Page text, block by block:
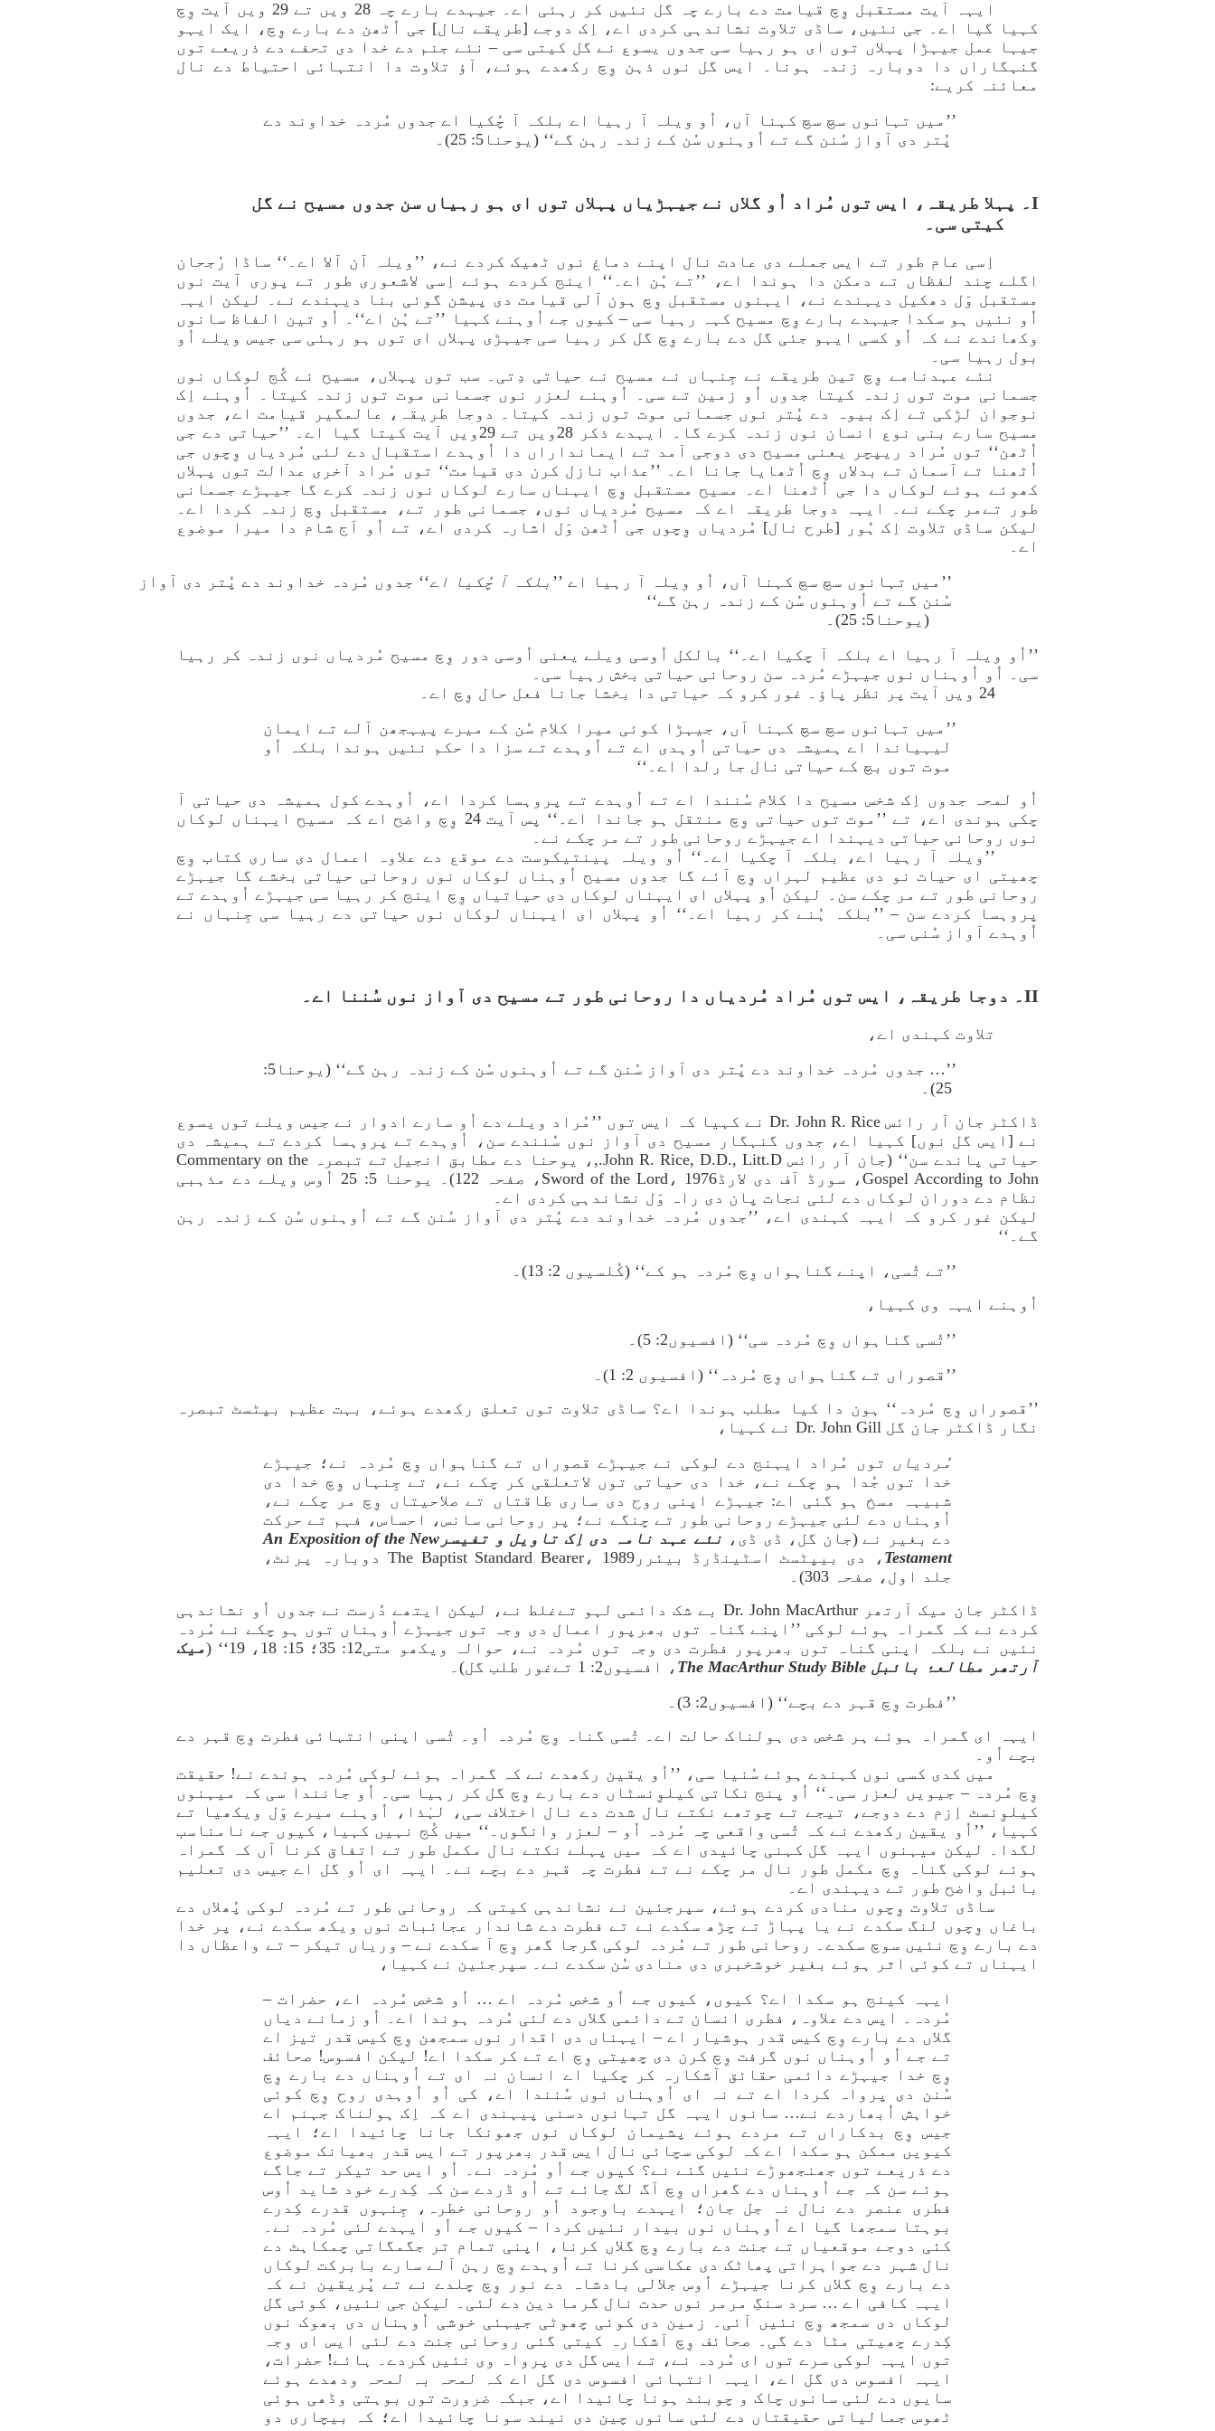
ایہہ آیت مستقبل وِچ قیامت دے بارے چہ گل نئیں کر رہئی اے۔ جیہدے بارے چہ 28 ویں تے 29 ویں آیت وِچ
کہیا گیا اے۔ جی نئیں، ساڈی تلاوت نشاندہی کردی اے، اِک دوجے [طریقے نال] جی اُٹھن دے بارے وِچ، ایک ایہو
جیہا عمل جیہڑا پہلاں توں ای ہو رہیا سی جدوں یسوع نے گل کیتی سی – نئے جنم دے خدا دی تحفے دے ذریعے توں
گنہگاراں دا دوبارہ زندہ ہونا۔ ایس گل نوں ذہن وِچ رکھدے ہوئے، آؤ تلاوت دا انتہائی احتیاط دے نال
معائنہ کریے:
’’میں تہانوں سچ سچ کہنا آں، اُو ویلہ آ رہیا اے بلکہ آ چُکیا اے جدوں مُردہ خداوند دے
پُتر دی آواز سُنن گے تے اُوہنوں سُن کے زندہ رہن گے‘‘ (یوحنا5: 25)۔
I۔ پہلا طریقہ، ایس توں مُراد اُو گلاں نے جیہڑیاں پہلاں توں ای ہو رہیاں سن جدوں مسیح نے گل
کیتی سی۔
اِسی عام طور تے ایس جملے دی عادت نال اپنے دماغ نوں ٹھیک کردے نے، ’’ویلہ آن آلا اے۔‘‘ ساڈا رُجحان
اگلے چند لفظاں تے دمکن دا ہوندا اے، ’’تے ہُن اے۔‘‘ اینج کردے ہوئے اِسی لاشعوری طور تے پوری آیت نوں
مستقبل وَل دھکیل دیہندے نے، ایہنوں مستقبل وِچ ہون آلی قیامت دی پیشن گوئی بنا دیہندے نے۔ لیکن ایہہ
اُو نئیں ہو سکدا جیہدے بارے وِچ مسیح کہہ رہیا سی – کیوں جے اُوہنے کہیا ’’تے ہُن اے‘‘۔ اُو تین الفاظ سانوں
وکھاندے نے کہ اُو کسی ایہو جئی گل دے بارے وِچ گل کر رہیا سی جیہڑی پہلاں ای توں ہو رہئی سی جیس ویلے اُو
بول رہیا سی۔
نئے عہدنامے وِچ تین طریقے نے جِنہاں نے مسیح نے حیاتی دِتی۔ سب توں پہلاں، مسیح نے کُج لوکاں نوں
جسمانی موت توں زندہ کیتا جدوں اُو زمین تے سی۔ اُوہنے لعزر نوں جسمانی موت توں زندہ کیتا۔ اُوہنے اِک
نوجوان لڑکی تے اِک بیوہ دے پُتر نوں جسمانی موت توں زندہ کیتا۔ دوجا طریقہ، عالمگیر قیامت اے، جدوں
مسیح سارے بنی نوع انسان نوں زندہ کرے گا۔ ایہدے ذکر 28ویں تے 29ویں آیت کیتا گیا اے۔ ’’حیاتی دے جی
اُٹھن‘‘ توں مُراد ریپچر یعنی مسیح دی دوجی آمد تے ایمانداراں دا اُوہدے استقبال دے لئی مُردیاں وِچوں جی
اُٹھنا تے آسمان تے بدلاں وِچ اُٹھایا جانا اے۔ ’’عذاب نازل کرن دی قیامت‘‘ توں مُراد آخری عدالت توں پہلاں
کھوئے ہوئے لوکاں دا جی اُٹھنا اے۔ مسیح مستقبل وِچ ایہناں سارے لوکاں نوں زندہ کرے گا جیہڑے جسمانی
طور تےمر چکے نے۔ ایہہ دوجا طریقہ اے کہ مسیح مُردیاں نوں، جسمانی طور تے، مستقبل وِچ زندہ کردا اے۔
لیکن ساڈی تلاوت اِک ہُور [طرح نال] مُردیاں وِچوں جی اُٹھن وَل اشارہ کردی اے، تے اُو اَج شام دا میرا موضوع
اے۔
’’میں تہانوں سچ سچ کہنا آں، اُو ویلہ آ رہیا اے ’’ بلکہ آ چُکیا اے‘‘ جدوں مُردہ خداوند دے پُتر دی آواز
سُنن گے تے اُوہنوں سُن کے زندہ رہن گے‘‘
(یوحنا5: 25)۔
’’اُو ویلہ آ رہیا اے بلکہ آ چکیا اے۔‘‘ بالکل اُوسی ویلے یعنی اُوسی دور وِچ مسیح مُردیاں نوں زندہ کر رہیا
سی۔ اُو اُوہناں نوں جیہڑے مُردہ سن روحانی حیاتی بخش رہیا سی۔
24 ویں آیت پر نظر پاؤ۔ غور کرو کہ حیاتی دا بخشا جانا فعل حال وِچ اے۔
’’میں تہانوں سچ سچ کہنا آں، جیہڑا کوئی میرا کلام سُن کے میرے پیہجھن آلے تے ایمان
لیہیاندا اے ہمیشہ دی حیاتی اُوہدی اے تے اُوہدے تے سزا دا حکم نئیں ہوندا بلکہ اُو
موت توں بچ کے حیاتی نال جا رلدا اے۔‘‘
اُو لمحہ جدوں اِک شخس مسیح دا کلام سُنندا اے تے اُوہدے تے پروہسا کردا اے، اُوہدے کول ہمیشہ دی حیاتی آ
چکی ہوندی اے، تے ’’موت توں حیاتی وِچ منتقل ہو جاندا اے۔‘‘ پس آیت 24 وِچ واضح اے کہ مسیح ایہناں لوکاں
نوں روحانی حیاتی دیہندا اے جیہڑے روحانی طور تے مر چکے نے۔
’’ویلہ آ رہیا اے، بلکہ آ چکیا اے۔‘‘ اُو ویلہ پینتیکوست دے موقع دے علاوہ اعمال دی ساری کتاب وِچ
چھیتی ای حیات نو دی عظیم لہراں وِچ آئے گا جدوں مسیح اُوہناں لوکاں نوں روحانی حیاتی بخشے گا جیہڑے
روحانی طور تے مر چکے سن۔ لیکن اُو پہلاں ای ایہناں لوکاں دی حیاتیاں وِچ اینج کر رہیا سی جیہڑے اُوہدے تے
پروہسا کردے سن – ’’بلکہ ہُنے کر رہیا اے۔‘‘ اُو پہلاں ای ایہناں لوکاں نوں حیاتی دے رہیا سی جِنہاں نے
اُوہدے آواز سُنی سی۔
II۔ دوجا طریقہ، ایس توں مُراد مُردیاں دا روحانی طور تے مسیح دی آواز نوں سُننا اے۔
تلاوت کہندی اے،
’’… جدوں مُردہ خداوند دے پُتر دی آواز سُنن گے تے اُوہنوں سُن کے زندہ رہن گے‘‘ (یوحنا5:
25)۔
ڈاکٹر جان آر رائس Dr. John R. Rice نے کہیا کہ ایس توں ’’مُراد ویلے دے اُو سارے ادوار نے جیس ویلے توں یسوع
نے [ایس گل نوں] کہیا اے، جدوں گنہگار مسیح دی آواز نوں سُنندے سن، اُوہدے تے پروہسا کردے تے ہمیشہ دی
حیاتی پاندے سن‘‘ (جان آر رائس John R. Rice, D.D., Litt.D.,، یوحنا دے مطابق انجیل تے تبصرہ Commentary on the
Gospel According to John، سورڈ آف دی لارڈSword of the Lord، 1976، صفحہ 122)۔ یوحنا 5: 25 اُوس ویلے دے مذہبی
نظام دے دوران لوکاں دے لئی نجات پان دی راہ وَل نشاندہی کردی اے۔
لیکن غور کرو کہ ایہہ کہندی اے، ’’جدوں مُردہ خداوند دے پُتر دی آواز سُنن گے تے اُوہنوں سُن کے زندہ رہن
گے۔‘‘
’’تے تُسی، اپنے گناہواں وِچ مُردہ ہو کے‘‘ (کُلسیوں 2: 13)۔
اُوہنے ایہہ وی کہیا،
’’تُسی گناہواں وِچ مُردہ سی‘‘ (افسیوں2: 5)۔
’’قصوراں تے گناہواں وِچ مُردہ‘‘ (افسیوں 2: 1)۔
’’قصوراں وِچ مُردہ‘‘ ہون دا کیا مطلب ہوندا اے؟ ساڈی تلاوت توں تعلق رکھدے ہوئے، بہت عظیم بپٹسٹ تبصرہ
نگار ڈاکٹر جان گل Dr. John Gill نے کہیا،
مُردیاں توں مُراد ایہنج دے لوکی نے جیہڑے قصوراں تے گناہواں وِچ مُردہ نے؛ جیہڑے
خدا توں جُدا ہو چکے نے، خدا دی حیاتی توں لاتعلقی کر چکے نے، تے جِنہاں وِچ خدا دی
شبیہہ مسخ ہو گئی اے: جیہڑے اپنی روح دی ساری طاقتاں تے صلاحیتاں وِچ مر چکے نے،
اُوہناں دے لئی جیہڑے روحانی طور تے چنگے نے؛ پر روحانی سانس، احساس، فہم تے حرکت
دے بغیر نے (جان گل، ڈی ڈی،
نئے عہد نامہ دی اِک تاویل و تفیسرAn Exposition of the New
Testament
، دی بیپٹسٹ اسٹینڈرڈ بیئررThe Baptist Standard Bearer، 1989 دوبارہ پرنٹ،
جلد اول، صفحہ 303)۔
ڈاکٹر جان میک آرتھر Dr. John MacArthur بے شک دائمی لہو تےغلط نے، لیکن ایتھے دُرست نے جدوں اُو نشاندہی
کردے نے کہ گمراہ ہوئے لوکی ’’اپنے گناہ توں بھرپور اعمال دی وجہ توں جیہڑے اُوہناں توں ہو چکے نے مُردہ
نئیں نے بلکہ اپنی گناہ توں بھرپور فطرت دی وجہ توں مُردہ نے، حوالہ ویکھو متی12: 35؛ 15: 18، 19‘‘ (
میک
آرتھر مطالعۂ بائبل The MacArthur Study Bible
، افسیوں2: 1 تےغور طلب گل)۔
’’فطرت وِچ قہر دے بچے‘‘ (افسیوں2: 3)۔
ایہہ ای گمراہ ہوئے ہر شخص دی ہولناک حالت اے۔ تُسی گناہ وِچ مُردہ اُو۔ تُسی اپنی انتہائی فطرت وِچ قہر دے
بچے اُو۔
میں کدی کسی نوں کہندے ہوئے سُنیا سی، ’’اُو یقین رکھدے نے کہ گمراہ ہوئے لوکی مُردہ ہوندے نے! حقیقت
وِچ مُردہ – جیویں لعزر سی۔‘‘ اُو پنج نکاتی کیلوِنسٹاں دے بارے وِچ گل کر رہیا سی۔ اُو جانندا سی کہ میہنوں
کیلوِنسٹ اِزم دے دوجے، تیجے تے چوتھے نکتے نال شدت دے نال اختلاف سی، لہٰذا، اُوہنے میرے وَل ویکھیا تے
کہیا، ’’اُو یقین رکھدے نے کہ تُسی واقعی چہ مُردہ اُو – لعزر وانگوں۔‘‘ میں کُج نہیں کہیا، کیوں جے نامناسب
لگدا۔ لیکن میہنوں ایہہ گل کہنی چائیدی اے کہ میں پہلے نکتے نال مکمل طور تے اتفاق کرنا آں کہ گمراہ
ہوئے لوکی گناہ وِچ مکمل طور نال مر چکے نے تے فطرت چہ قہر دے بچے نے۔ ایہہ ای اُو گل اے جیس دی تعلیم
بائبل واضح طور تے دیہندی اے۔
ساڈی تلاوت وِچوں منادی کردے ہوئے، سپرجئین نے نشاندہی کیتی کہ روحانی طور تے مُردہ لوکی پُھلاں دے
باغاں وِچوں لنگ سکدے نے یا پہاڑ تے چڑھ سکدے نے تے فطرت دے شاندار عجائبات نوں ویکھ سکدے نے، پر خدا
دے بارے وِچ نئیں سوچ سکدے۔ روحانی طور تے مُردہ لوکی گرجا گھر وِچ آ سکدے نے – وریاں تیکر – تے واعظاں دا
ایہناں تے کوئی اثر ہوئے بغیر خوشخبری دی منادی سُن سکدے نے۔ سپرجئین نے کہیا،
ایہہ کینج ہو سکدا اے؟ کیوں، کیوں جے اُو شخص مُردہ اے … اُو شخص مُردہ اے، حضرات –
مُردہ۔ ایس دے علاوہ، فطری انسان تے دائمی گلاں دے لئی مُردہ ہوندا اے۔ اُو زمانے دیاں
گلاں دے بارے وِچ کیس قدر ہوشیار اے – ایہناں دی اقدار نوں سمجھن وِچ کیس قدر تیز اے
تے جے اُو اُوہناں نوں گرفت وِچ کرن دی چھیتی وِچ اے تے کر سکدا اے! لیکن افسوس! صحائف
وِچ خدا جیہڑے دائمی حقائق آشکارہ کر چکیا اے انسان نہ ای تے اُوہناں دے بارے وِچ
سُنن دی پرواہ کردا اے تے نہ ای اُوہناں نوں سُنندا اے، کی اُو اُوہدی روح وِچ کوئی
خواہش اُبھاردے نے… سانوں ایہہ گل تہانوں دسنی پیہندی اے کہ اِک ہولناک جہنم اے
جیس وِچ بدکاراں تے مردے ہوئے پشیمان لوکاں نوں جھونکا جانا چائیدا اے؛ ایہہ
کیویں ممکن ہو سکدا اے کہ لوکی سچائی نال ایس قدر بھرپور تے ایس قدر بھیانک موضوع
دے ذریعے توں جھنجھوڑے نئیں گئے نے؟ کیوں جے اُو مُردہ نے۔ اُو ایس حد تیکر تے جاگے
ہوئے سن کہ جے اُوہناں دے گھراں وِچ اَگ لگ جائے تے اُو ڈردے سن کہ کِدرے خود شاید اُوس
فطری عنصر دے نال نہ جل جان؛ ایہدے باوجود اُو روحانی خطرہ، جِنہوں قدرے کِدرے
بوہتا سمجھا گیا اے اُوہناں نوں بیدار نئیں کردا – کیوں جے اُو ایہدے لئی مُردہ نے۔
کئی دوجے موقعیاں تے جنت دے بارے وِچ گلاں کرنا، اپنی تمام تر جگمگاتی چمکاہٹ دے
نال شہر دے جواہراتی پھاٹک دی عکاسی کرنا تے اُوہدے وِچ رہن آلے سارے بابرکت لوکاں
دے بارے وِچ گلاں کرنا جیہڑے اُوس جلالی بادشاہ دے نور وِچ چلدے نے تے پُریقین نے کہ
ایہہ کافی اے … سرد سنگِ مرمر نوں حدت نال گرما دین دے لئی۔ لیکن جی نئیں، کوئی گل
لوکاں دی سمجھ وِچ نئیں آئی۔ زمین دی کوئی چھوٹی جیہئی خوشی اُوہناں دی بھوک نوں
کِدرے چھیتی مٹا دے گی۔ صحائف وِچ آشکارہ کیتی گئی روحانی جنت دے لئی ایس ای وجہ
توں ایہہ لوکی سرے توں ای مُردہ نے، تے ایس گل دی پرواہ وی نئیں کردے۔ ہائے! حضرات،
ایہہ افسوس دی گل اے، ایہہ انتہائی افسوس دی گل اے کہ لمحہ بہ لمحہ ودھدے ہوئے
سایوں دے لئی سانوں چاک و چوبند ہونا چائیدا اے، جبکہ ضرورت توں بوہتی وڈھی ہوئی
ٹھوس جمالیاتی حقیقتاں دے لئی سانوں چین دی نیند سونا چائیدا اے؛ کہ بیچاری دو